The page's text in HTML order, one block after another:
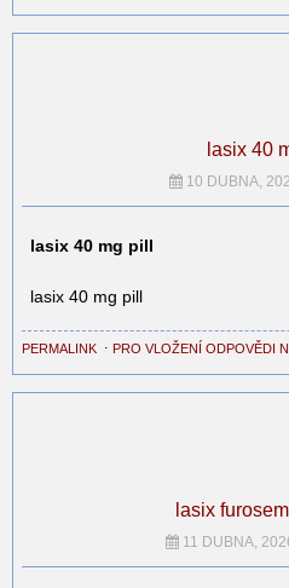
lasix 40
10 DUBNA,
lasix 40 mg pill
lasix 40 mg pill
PERMALINK ⋅ PRO VLOŽENÍ ODPOVĚDI
lasix
11 DUBNA,